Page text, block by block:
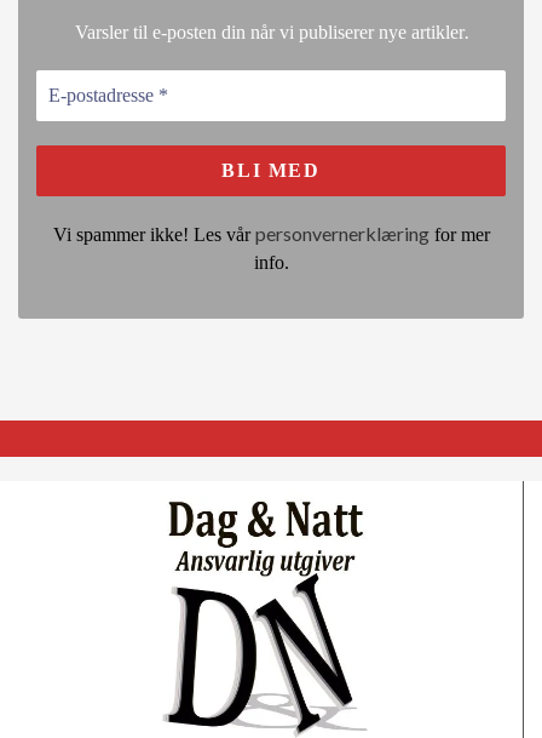
Varsler til e-posten din når vi publiserer nye artikler.
Vi spammer ikke! Les vårpersonvernerklæringfor mer
info.